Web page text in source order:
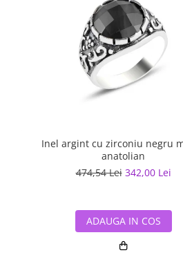
Inel argint cu zirconiu negru
anatolian
474,54 Lei 342,00 Lei
ADAUGA IN COS